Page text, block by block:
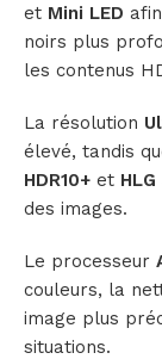
et Mini LED
noirs plus
les contenus
La résolution
élevé, tandis
HDR10+ et HLG
des images.
Le processeur
couleurs, la
image plus
situations.